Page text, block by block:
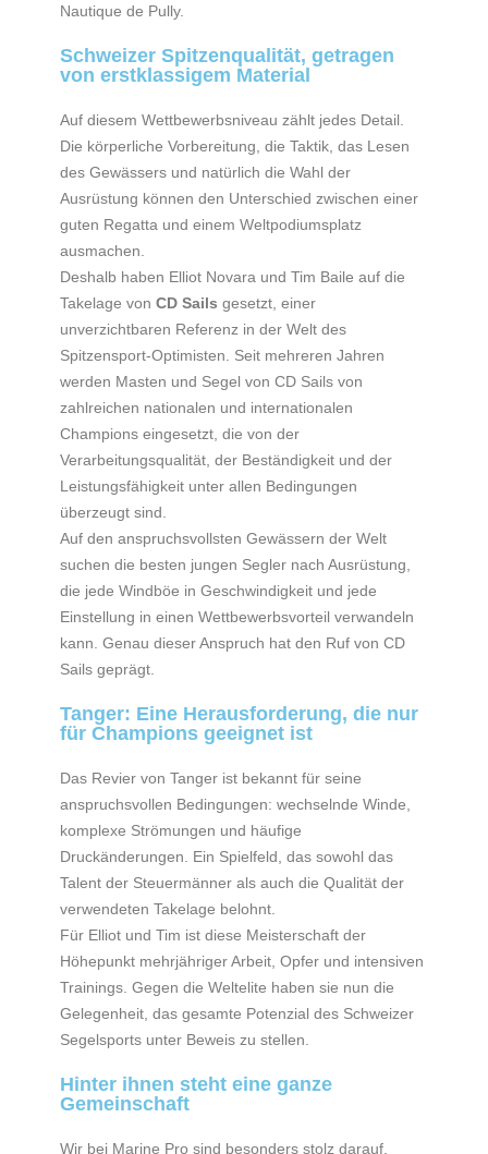
Nautique de Pully.
Schweizer Spitzenqualität, getragen
von erstklassigem Material
Auf diesem Wettbewerbsniveau zählt jedes Detail.
Die körperliche Vorbereitung, die Taktik, das Lesen
des Gewässers und natürlich die Wahl der
Ausrüstung können den Unterschied zwischen einer
guten Regatta und einem Weltpodiumsplatz
ausmachen.
Deshalb haben Elliot Novara und Tim Baile auf die
Takelage von CD Sails gesetzt, einer
unverzichtbaren Referenz in der Welt des
Spitzensport-Optimisten. Seit mehreren Jahren
werden Masten und Segel von CD Sails von
zahlreichen nationalen und internationalen
Champions eingesetzt, die von der
Verarbeitungsqualität, der Beständigkeit und der
Leistungsfähigkeit unter allen Bedingungen
überzeugt sind.
Auf den anspruchsvollsten Gewässern der Welt
suchen die besten jungen Segler nach Ausrüstung,
die jede Windböe in Geschwindigkeit und jede
Einstellung in einen Wettbewerbsvorteil verwandeln
kann. Genau dieser Anspruch hat den Ruf von CD
Sails geprägt.
Tanger: Eine Herausforderung, die nur
für Champions geeignet ist
Das Revier von Tanger ist bekannt für seine
anspruchsvollen Bedingungen: wechselnde Winde,
komplexe Strömungen und häufige
Druckänderungen. Ein Spielfeld, das sowohl das
Talent der Steuermänner als auch die Qualität der
verwendeten Takelage belohnt.
Für Elliot und Tim ist diese Meisterschaft der
Höhepunkt mehrjähriger Arbeit, Opfer und intensiven
Trainings. Gegen die Weltelite haben sie nun die
Gelegenheit, das gesamte Potenzial des Schweizer
Segelsports unter Beweis zu stellen.
Hinter ihnen steht eine ganze
Gemeinschaft
Wir bei Marine Pro sind besonders stolz darauf,